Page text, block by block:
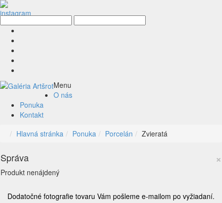
Menu
O nás
Ponuka
Kontakt
Hlavná stránka
Ponuka Porcelán Zvieratá
×
Správa
Produkt nenájdený
Dodatočné fotografie tovaru Vám pošleme e-mailom po vyžiadaní.